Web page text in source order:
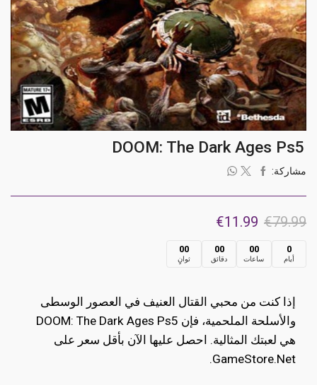
DOOM: The Dark Ages Ps5
مشاركة:
€79.99
السعر
الأصلي
هو:
€11.99
الحالي
هو:
0
أيام
00
ساعات
00
دقائق
00
ثوانٍ
إذا كنت من محبي القتال العنيف في العصور الوسطى
والأسلحة الملحمية، فإن DOOM: The Dark Ages Ps5
هي لعبتك المثالية. احصل عليها الآن بأقل سعر على
GameStore.Net.